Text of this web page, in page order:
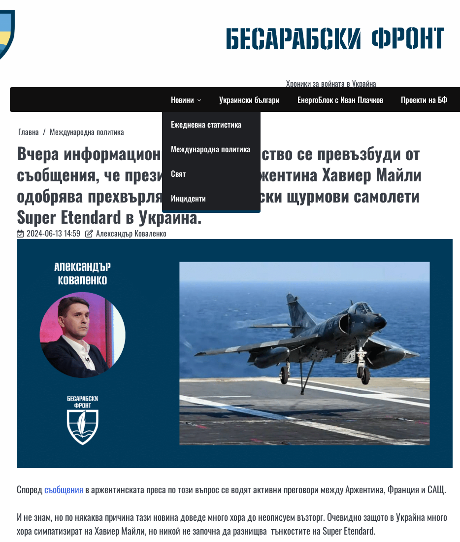
to
content
Хроники за войната в Украйна
Новини
Ежедневна статистика
Международна политика
Свят
Инциденти
Украински българи ЕнергоБлок с Иван Плачков Проекти на БФ
Главна Международна политика
Вчера информационното пространство се превъзбуди от
съобщения, че президентът на Аржентина Хавиер Майли
одобрява прехвърлянето на френски щурмови самолети
Super Etendard в Украйна.
2024-06-13 14:59 Александър Коваленко
Споредсъобщенияв аржентинската преса по този въпрос се водят активни преговори между Аржентина, Франция и САЩ.
И не знам, но по някаква причина тази новина доведе много хора до неописуем възторг. Очевидно защото в Украйна много
хора симпатизират на Хавиер Майли, но никой не започна да разнищва тънкостите на Super Etendard.